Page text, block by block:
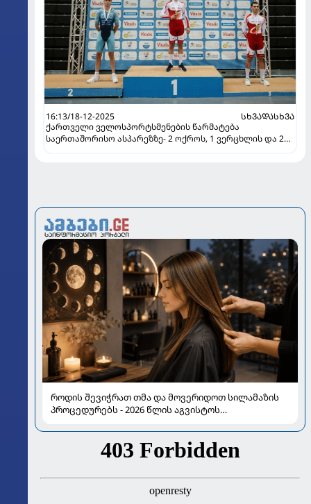
16:13/18-12-2025
ᲡᲮᲕᲐᲓᲐᲡᲮᲕᲐ
ქართველი ველოსპორტსმენების წარმატება
საერთაშორისო ასპარეზზე- 2 ოქროს, 1 ვერცხლის და 2
როდის შევიჭრათ თმა და მოვერიდოთ სილამაზის
პროცედურებს - 2026 წლის აგვისტოს